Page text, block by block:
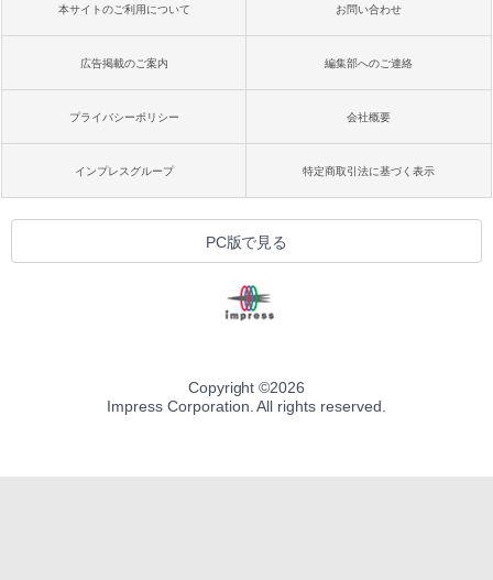
本サイトのご利用について お問い合わせ
広告掲載のご案内 編集部へのご連絡
プライバシーポリシー 会社概要
インプレスグループ 特定商取引法に基づく表示
PC版で見る
Copyright ©2026
Impress Corporation. All rights reserved.